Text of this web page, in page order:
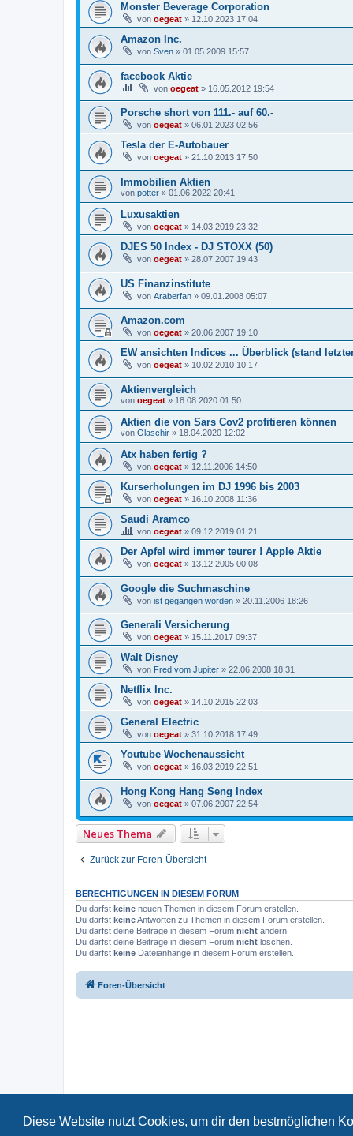
Diese Website nutzt Cookies, um dir den bestmöglichen
Monster Beverage Corporation
von oegeat » 12.10.2023 17:04
Amazon Inc.
von Sven » 01.05.2009 15:57
facebook Aktie
von oegeat » 16.05.2012 19:54
Porsche short von 111.- auf 60.-
von oegeat » 06.01.2023 02:56
Tesla der E-Autobauer
von oegeat » 21.10.2013 17:50
Immobilien Aktien
von potter » 01.06.2022 20:41
Luxusaktien
von oegeat » 14.03.2019 23:32
DJES 50 Index - DJ STOXX (50)
von oegeat » 28.07.2007 19:43
US Finanzinstitute
von Araberfan » 09.01.2008 05:07
Amazon.com
von oegeat » 20.06.2007 19:10
EW ansichten Indices ... Überblick (stand
von oegeat » 10.02.2010 10:17
Aktienvergleich
von oegeat » 18.08.2020 01:50
Aktien die von Sars Cov2 profitieren können
von Olaschir » 18.04.2020 12:02
Atx haben fertig ?
von oegeat » 12.11.2006 14:50
Kurserholungen im DJ 1996 bis 2003
von oegeat » 16.10.2008 11:36
Saudi Aramco
von oegeat » 09.12.2019 01:21
Der Apfel wird immer teurer ! Apple Aktie
von oegeat » 13.12.2005 00:08
Google die Suchmaschine
von ist gegangen worden » 20.11.2006 18:26
Generali Versicherung
von oegeat » 15.11.2017 09:37
Walt Disney
von Fred vom Jupiter » 22.06.2008 18:31
Netflix Inc.
von oegeat » 14.10.2015 22:03
General Electric
von oegeat » 31.10.2018 17:49
Youtube Wochenaussicht
von oegeat » 16.03.2019 22:51
Hong Kong Hang Seng Index
von oegeat » 07.06.2007 22:54
Neues Thema
Zurück zur Foren-Übersicht
BERECHTIGUNGEN IN DIESEM FORUM
Du darfst keine neuen Themen in diesem Forum erstellen.
Du darfst keineAntworten zu Themen in diesem Forum erstellen.
Du darfst deine Beiträge in diesem Forum nicht ändern.
Du darfst deine Beiträge in diesem Forum nicht löschen.
Du darfst keine Dateianhänge in diesem Forum erstellen.
Foren-Übersicht